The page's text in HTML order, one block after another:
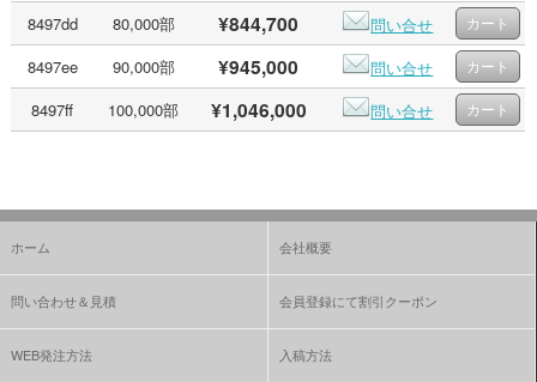
8497dd
80,000部 ¥844,700
問い合せ
8497ee
90,000部 ¥945,000
問い合せ
8497ff
100,000部 ¥1,046,000 問い合せ
ホーム 会社概要
問い合わせ＆見積 会員登録にて割引クーポン
WEB発注方法 入稿方法